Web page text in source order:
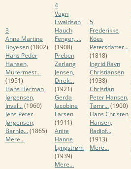
3
Anna Martine
Boyesen(1802)
Hans Peder
Hansen,
Murermest...
(1951)
Hans Herman
Jørgensen,
Inval...(1960)
Jens Peter
Jørgensen,
Barnlø...(1865)
Mere...
4
Vagn
Ewaldsøn
Hauch
Fenger, ...
(1908)
Preben
Zerlang
Jensen,
Direk...
(1921)
Gerda
Jacobine
Larsen
(1911)
Anite
Hanne
Lyngstrøm
(1939)
Mere...
5
Frederikke
Köes
Petersdatter...
(1818)
Ingrid Ravn
Christiansen
(1938)
Christian
Peter Hansen,
Tømr...(1900)
Hans Christen
Hansen,
Radiof...
(1913)
Mere...